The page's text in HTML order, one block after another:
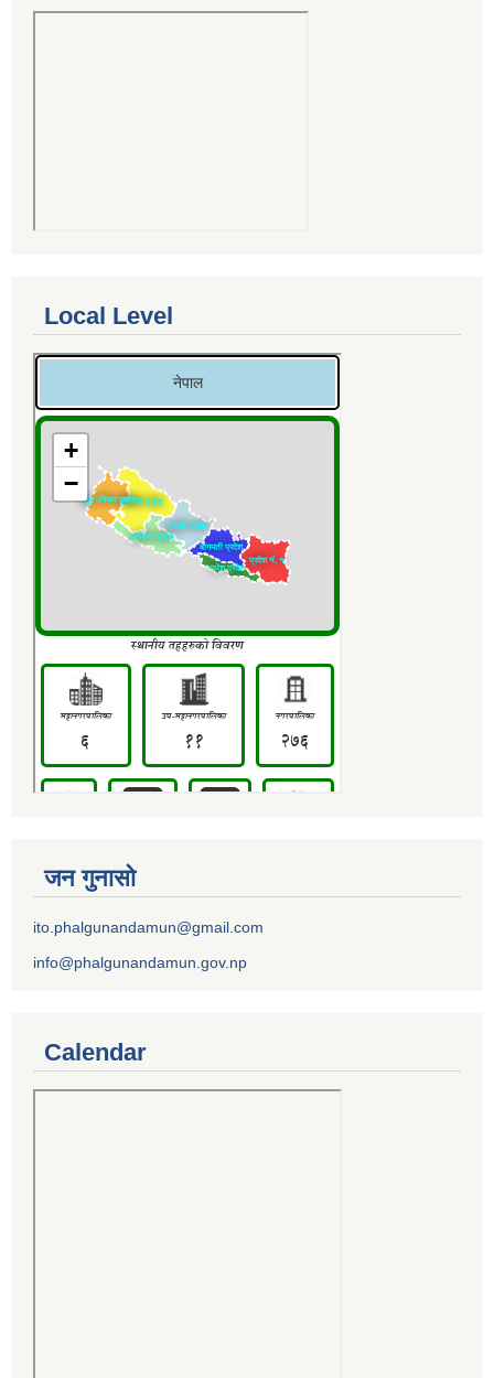
Local Level
जन गुनासो
ito.phalgunandamun@gmail.com
info@phalgunandamun.gov.np
Calendar